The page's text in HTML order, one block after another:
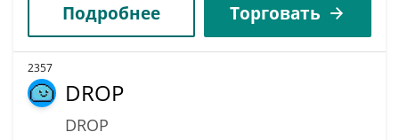
Подробнее Торговать
2357
DROP
DROP